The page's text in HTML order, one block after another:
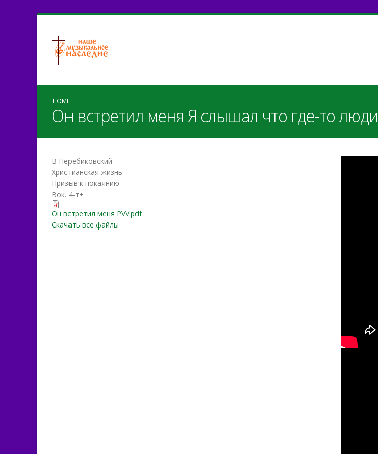
HOME
Он встретил меня Я слышал что где-то люди
В Перебиковский
Христианская жизнь
Призыв к покаянию
Вок. 4-т+
Он встретил меня PVV.pdf
Он встретил меня PVV.pdf
Скачать все файлы